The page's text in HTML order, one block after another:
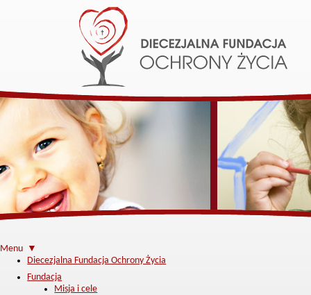
Menu ▼
Diecezjalna Fundacja Ochrony Życia
Fundacja
Misja i cele